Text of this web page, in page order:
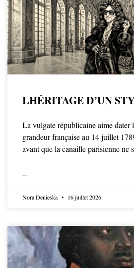
LHÉRITAGE D’UN
La vulgate républicaine aime dater
grandeur française au 14 juillet
avant que la canaille parisienne ne
Nora Denieska 16 juillet 2026